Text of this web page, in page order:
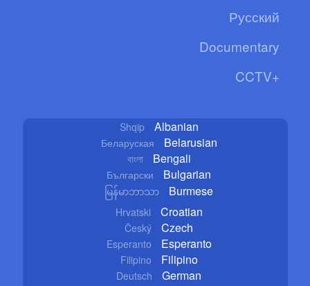
Русский
Documentary
CCTV+
Shqip Albanian
Беларуская Belarusian
বাংলা Bengali
Български Bulgarian
မြန်မာဘာသာ Burmese
Hrvatski Croatian
Český Czech
Esperanto Esperanto
Filipino Filipino
Deutsch German